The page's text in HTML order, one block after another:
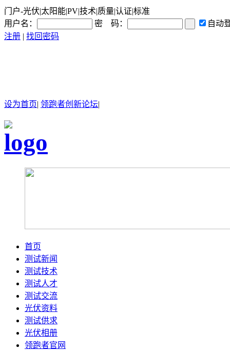
门户-光伏|太阳能|PV|技术|质量|认证|标准
用户名：
密 码：
自动
注册 | 找回密码
设为首页| 领跑者创新论坛|
首页
测试新闻
测试技术
测试人才
测试交流
光伏资料
测试供求
光伏相册
领跑者官网